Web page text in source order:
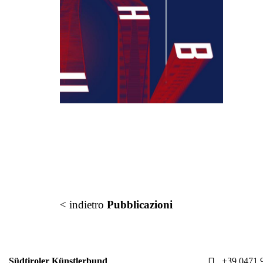
< indietro Pubblicazioni
Südtiroler Künstlerbund +39 0471